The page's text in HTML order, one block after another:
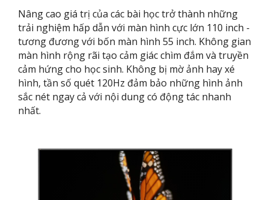
Nâng cao giá trị của các bài học trở thành những
trải nghiệm hấp dẫn với màn hình cực lớn 110 inch -
tương đương với bốn màn hình 55 inch. Không gian
màn hình rộng rãi tạo cảm giác chìm đắm và truyền
cảm hứng cho học sinh. Không bị mờ ảnh hay xé
hình, tần số quét 120Hz đảm bảo những hình ảnh
sắc nét ngay cả với nội dung có động tác nhanh
nhất.